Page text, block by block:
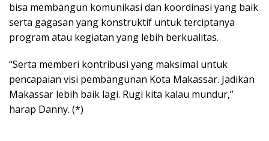
bisa membangun komunikasi dan koordinasi yang baik
serta gagasan yang konstruktif untuk terciptanya
program atau kegiatan yang lebih berkualitas.
“Serta memberi kontribusi yang maksimal untuk
pencapaian visi pembangunan Kota Makassar. Jadikan
Makassar lebih baik lagi. Rugi kita kalau mundur,”
harap Danny. (*)